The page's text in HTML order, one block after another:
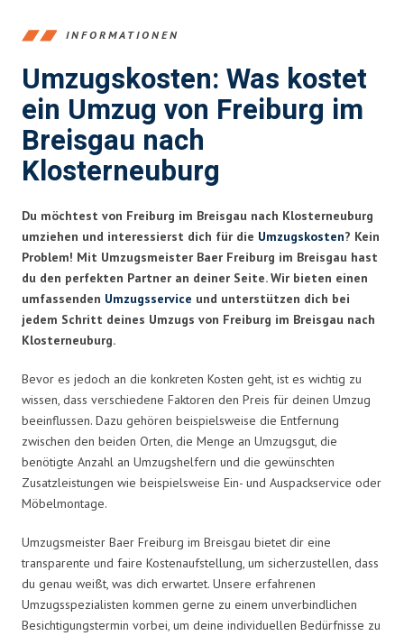
INFORMATIONEN
Umzugskosten: Was kostet
ein Umzug von Freiburg im
Breisgau nach
Klosterneuburg
Du möchtest von Freiburg im Breisgau nach Klosterneuburg
umziehen und interessierst dich für die Umzugskosten? Kein
Problem! Mit Umzugsmeister Baer Freiburg im Breisgau hast
du den perfekten Partner an deiner Seite. Wir bieten einen
umfassenden Umzugsservice und unterstützen dich bei
jedem Schritt deines Umzugs von Freiburg im Breisgau nach
Klosterneuburg.
Bevor es jedoch an die konkreten Kosten geht, ist es wichtig zu
wissen, dass verschiedene Faktoren den Preis für deinen Umzug
beeinflussen. Dazu gehören beispielsweise die Entfernung
zwischen den beiden Orten, die Menge an Umzugsgut, die
benötigte Anzahl an Umzugshelfern und die gewünschten
Zusatzleistungen wie beispielsweise Ein- und Auspackservice oder
Möbelmontage.
Umzugsmeister Baer Freiburg im Breisgau bietet dir eine
transparente und faire Kostenaufstellung, um sicherzustellen, dass
du genau weißt, was dich erwartet. Unsere erfahrenen
Umzugsspezialisten kommen gerne zu einem unverbindlichen
Besichtigungstermin vorbei, um deine individuellen Bedürfnisse zu